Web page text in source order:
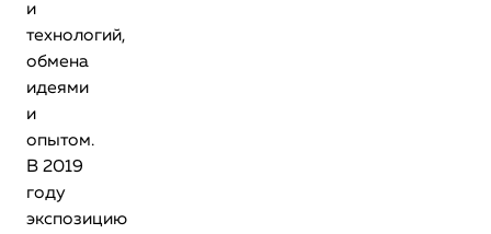
и
технологий,
обмена
идеями
и
опытом.
В 2019
году
экспозицию